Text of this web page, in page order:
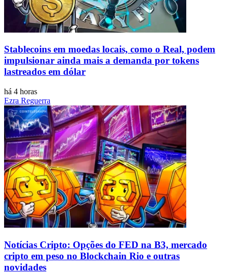
Stablecoins ​​em moedas locais, como o Real, podem
impulsionar ainda mais a demanda por tokens
lastreados em dólar
há 4 horas
Ezra Reguerra
Notícias Cripto: Opções do FED na B3, mercado
cripto em peso no Blockchain Rio e outras
novidades